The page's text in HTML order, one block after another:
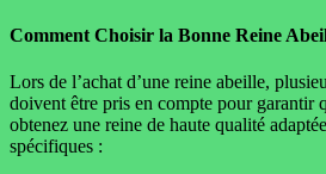
Comment Choisir la Bonne Reine
Lors de l’achat d’une reine abeille,
doivent être pris en compte pour garantir
obtenez une reine de haute qualité
spécifiques :